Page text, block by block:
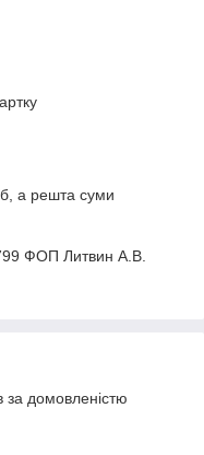
а решта суми
ФОП Литвин А.В.
за домовленістю